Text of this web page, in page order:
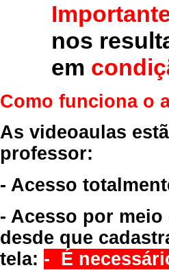
nos
em
Como funciona o
As videoaulas
professor:
- Acesso
- Acesso por
desde que
tela: - É